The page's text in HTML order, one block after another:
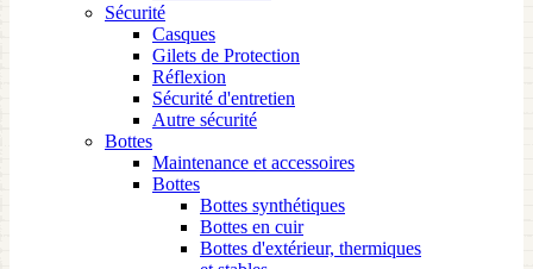
Sécurité
Casques
Gilets de Protection
Réflexion
Sécurité d'entretien
Autre sécurité
Bottes
Maintenance et accessoires
Bottes
Bottes synthétiques
Bottes en cuir
Bottes d'extérieur, thermiques